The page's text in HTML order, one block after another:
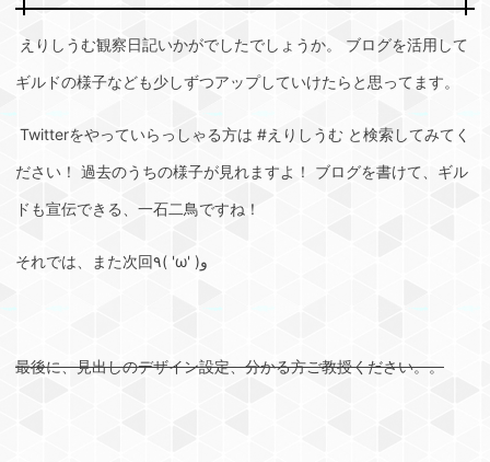
えりしうむ観察日記いかがでしたでしょうか。 ブログを活用して
ギルドの様子なども少しずつアップしていけたらと思ってます。
Twitterをやっていらっしゃる方は #えりしうむ と検索してみてく
ださい！ 過去のうちの様子が見れますよ！ ブログを書けて、ギル
ドも宣伝できる、一石二鳥ですね！
最後に、見出しのデザイン設定、分かる方ご教授ください。。